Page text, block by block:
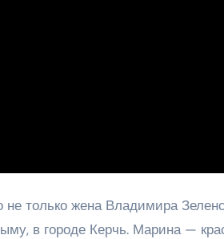
только жена Владимира
в городе Керчь. Марина —